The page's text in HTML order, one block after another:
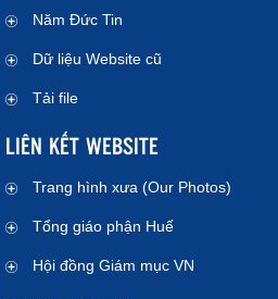
Năm Đức Tin
Dữ liệu Website cũ
Tải file
LIÊN KẾT WEBSITE
Trang hình xưa (Our Photos)
Tổng giáo phận Huế
Hội đồng Giám mục VN